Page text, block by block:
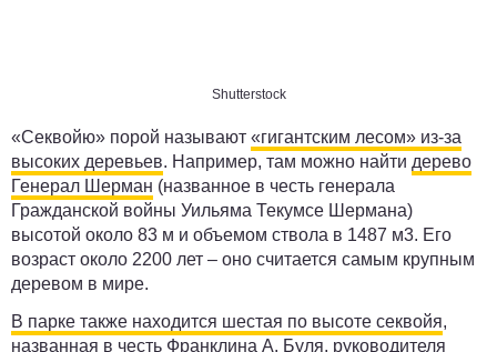
Shutterstock
«Секвойю» порой называют «гигантским лесом» из-за
высоких деревьев. Например, там можно найти дерево
Генерал Шерман (названное в честь генерала
Гражданской войны Уильяма Текумсе Шермана)
высотой около 83 м и объемом ствола в 1487 м3. Его
возраст около 2200 лет – оно считается самым крупным
деревом в мире.
В парке также находится шестая по высоте секвойя,
названная в честь Франклина А. Буля, руководителя